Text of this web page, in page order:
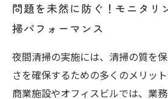
問題を未然に防ぐ！モニタリ
掃パフォーマンス
夜間清掃の実施には、清掃の質を
さを確保するための多くのメリット
商業施設やオフィスビルでは、業